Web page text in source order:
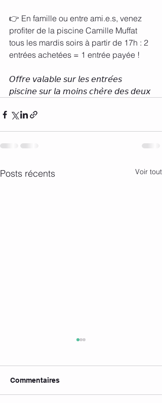
👉 En famille ou entre ami.e.s, venez
profiter de la piscine Camille Muffat
tous les mardis soirs à partir de 17h : 2
entrées achetées = 1 entrée payée !
𝘖𝘧𝘧𝘳𝘦 𝘷𝘢𝘭𝘢𝘣𝘭𝘦 𝘴𝘶𝘳 𝘭𝘦𝘴 𝘦𝘯𝘵𝘳𝘦́𝘦𝘴
𝘱𝘪𝘴𝘤𝘪𝘯𝘦 𝘴𝘶𝘳 𝘭𝘢 𝘮𝘰𝘪𝘯𝘴 𝘤𝘩𝘦̀𝘳𝘦 𝘥𝘦𝘴 𝘥𝘦𝘶𝘹
Posts récents Voir tout
Commentaires